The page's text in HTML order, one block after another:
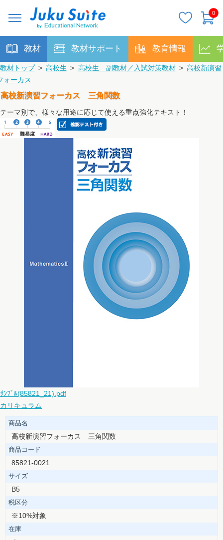
0
教材 教材サポート 教育情報
教材トップ > 高校生 > 高校生 副教材／入試対策教材 > 高校新演習
ォーカス
高校新演習フォーカス 三角関数
テーマ別で、様々な用途に応じて使える重点強化テキスト！
ｻﾝﾌﾟﾙ(85821_21).pdf
カリキュラム
商品名
高校新演習フォーカス 三角関数
商品コード
85821-0021
サイズ
B5
税区分
※10%対象
在庫